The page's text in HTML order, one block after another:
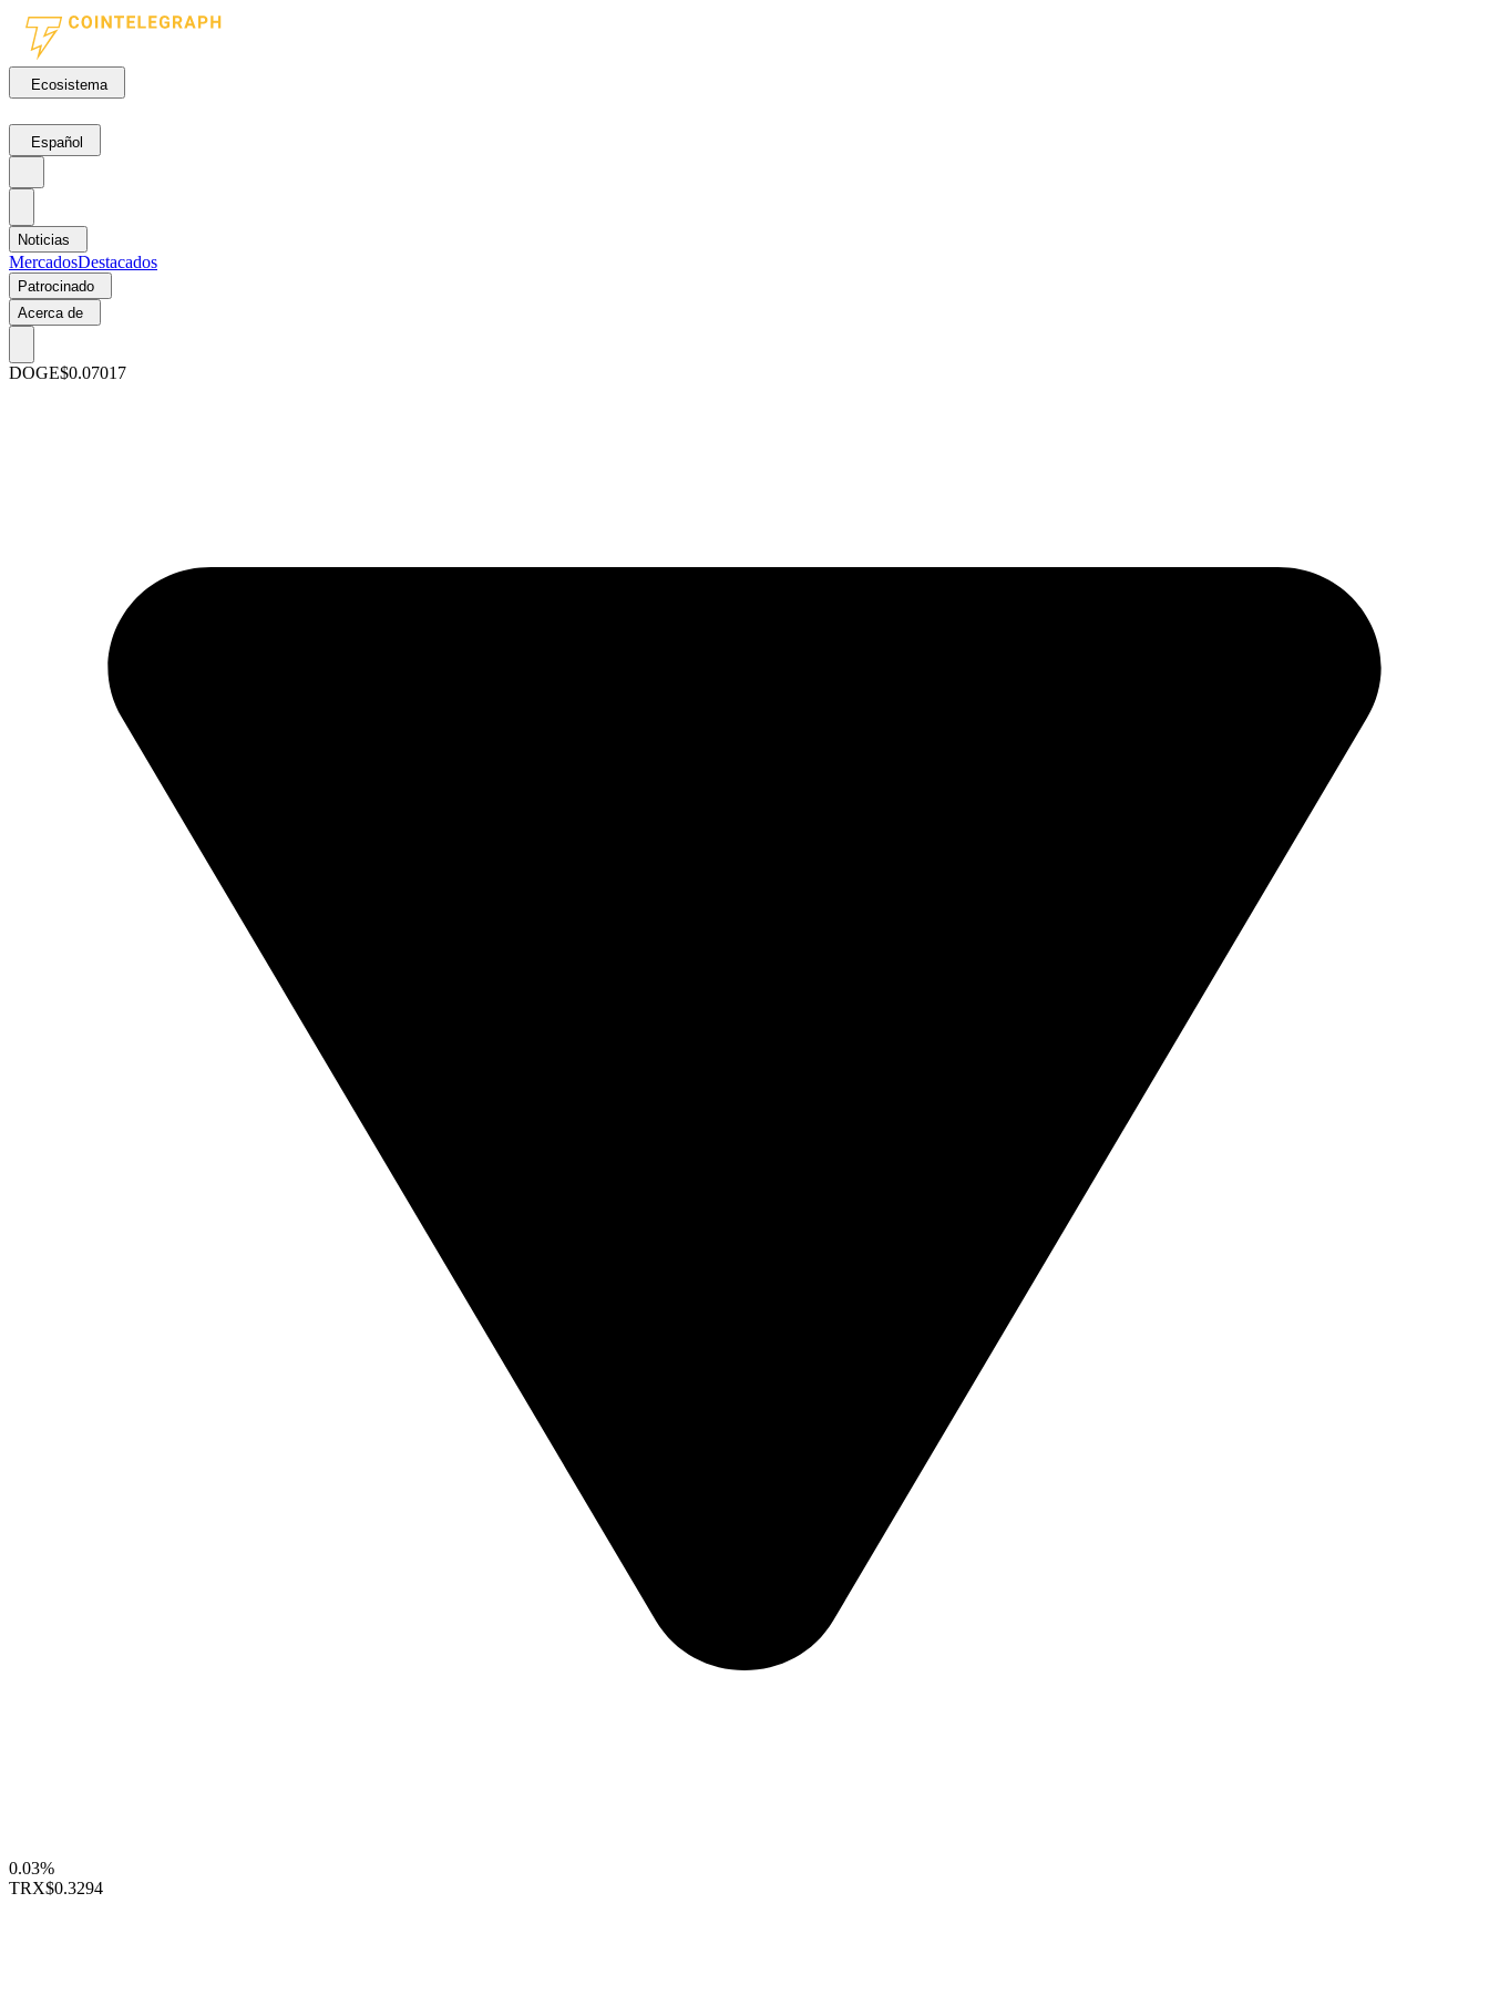
Ecosistema
Español
Noticias
MercadosDestacados
Patrocinado
Acerca de
DOGE$0.07017
0.03%
TRX$0.3294